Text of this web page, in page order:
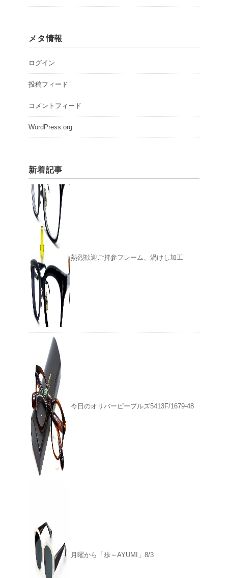
メタ情報
ログイン
投稿フィード
コメントフィード
WordPress.org
新着記事
熱烈歓迎ご持参フレーム、渦けし加工
今日のオリバーピープルズ5413F/1679-48
月曜から「歩～AYUMI」8/3